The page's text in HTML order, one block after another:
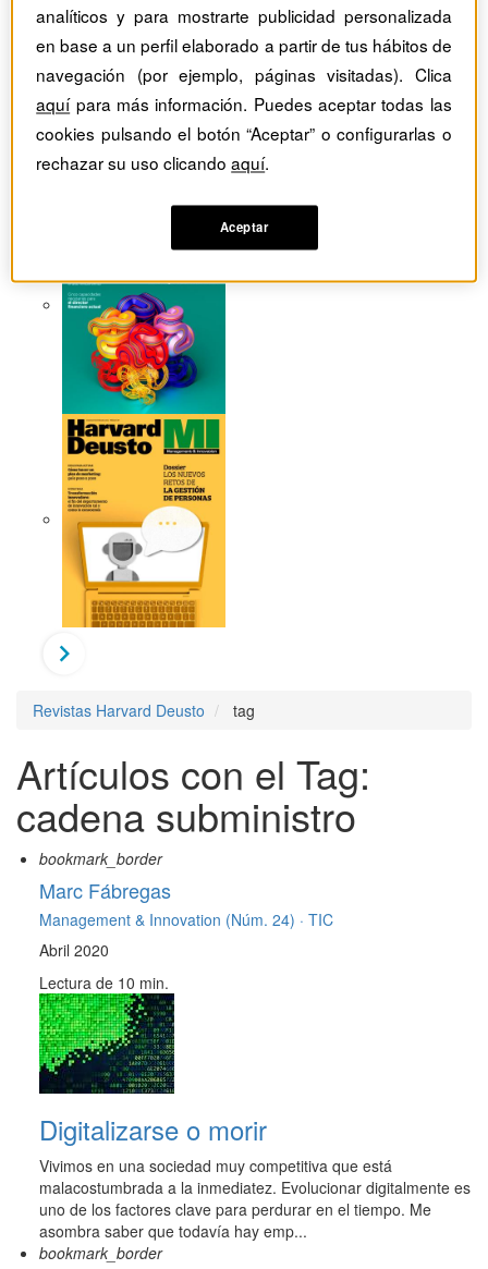
Hemeroteca
Monográficos
Dossieres
Revistas del mes
Revistas Harvard Deusto tag
Artículos con el Tag:
cadena subministro
bookmark_border
Marc Fábregas
Management & Innovation (Núm. 24) · TIC
Abril 2020
Lectura de 10 min.
Digitalizarse o morir
Vivimos en una sociedad muy competitiva que está
malacostumbrada a la inmediatez. Evolucionar digitalmente es
uno de los factores clave para perdurar en el tiempo. Me
asombra saber que todavía hay emp...
bookmark_border
analíticos y para mostrarte publicidad personalizada
en base a un perfil elaborado a partir de tus hábitos de
navegación (por ejemplo, páginas visitadas). Clica
aquípara más información. Puedes aceptar todas las
cookies pulsando el botón “Aceptar” o configurarlas o
rechazar su uso clicandoaquí.
Aceptar